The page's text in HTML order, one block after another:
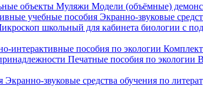
объекты Муляжи Модели (объёмные)
учебные пособия Экранно-звуковые
школьный для кабинета биологии с
интерактивные пособия по экологии
Печатные пособия по экологии
Экранно-звуковые средства обучения по